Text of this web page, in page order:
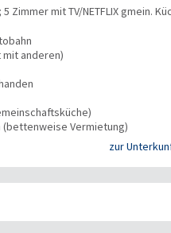
Zimmer mit TV/NETFLIX gmein.
anderen)
Vermietung)
zur